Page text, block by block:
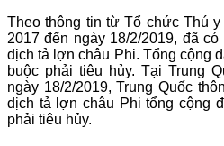
Theo thông tin từ Tổ chức Thú
2017 đến ngày 18/2/2019, đã
dịch tả lợn châu Phi. Tổng cộng
buộc phải tiêu hủy. Tại Trung
ngày 18/2/2019, Trung Quốc
dịch tả lợn châu Phi tổng cộng
phải tiêu hủy.